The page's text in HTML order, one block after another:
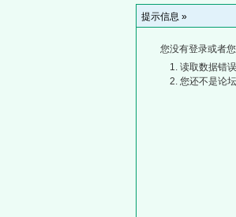
提示信息 »
您没有登录或者
读取数据错
您还不是论